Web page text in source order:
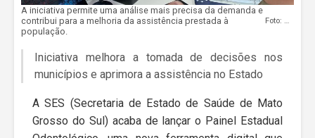
A iniciativa permite uma análise mais precisa da demanda e
contribui para a melhoria da assistência prestada à
população.
Foto: Divulgação
Iniciativa melhora a tomada de decisões nos
municípios e aprimora a assistência no Estado
A SES (Secretaria de Estado de Saúde de Mato
Grosso do Sul) acaba de lançar o Painel Estadual